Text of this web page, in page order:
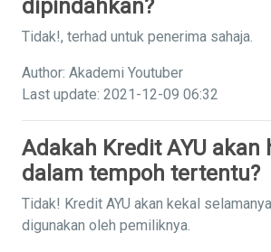
dipindahkan?
Tidak!, terhad untuk penerima sahaja.
Author: Akademi Youtuber
Last update: 2021-12-09 06:32
Adakah Kredit AYU akan
dalam tempoh tertentu?
Tidak! Kredit AYU akan kekal
digunakan oleh pemiliknya.